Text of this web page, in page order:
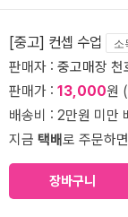
[중고] 컨셉 수업 소
판매자 : 중고매장 천
판매가 : 13,000원
배송비 : 2만원 미만
지금 택배로 주문하면
장바구니